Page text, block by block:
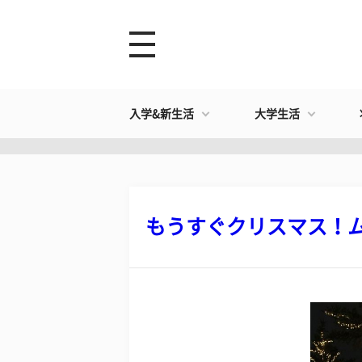
入学&新生活 大学生活
もうすぐクリスマス！